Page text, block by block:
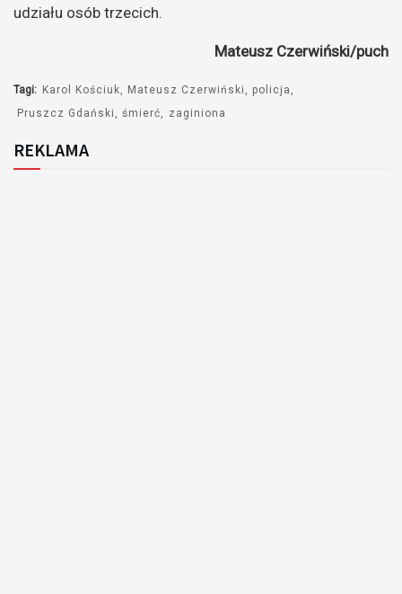
udziału osób trzecich.
Mateusz Czerwiński/puch
Tagi: Karol Kościuk Mateusz Czerwiński
policja
Pruszcz Gdański
śmierć zaginiona
REKLAMA